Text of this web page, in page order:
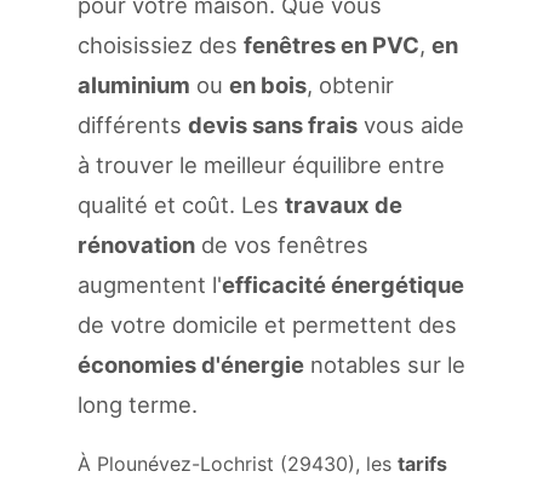
choisissiez des fenêtres en PVC, en
aluminium ou en bois, obtenir
différents devis sans frais vous aide
à trouver le meilleur équilibre entre
qualité et coût. Les travaux de
rénovation de vos fenêtres
augmentent l'efficacité énergétique
de votre domicile et permettent des
économies d'énergie notables sur le
long terme.
À Plounévez-Lochrist (29430), les tarifs